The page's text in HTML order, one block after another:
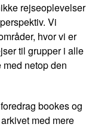
rejseoplevelser
Vi
hvor vi er
til grupper i alle
netop den
bookes og
med mere